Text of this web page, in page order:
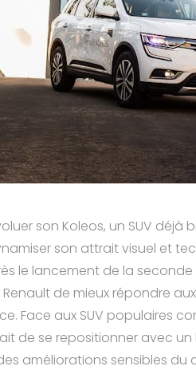
son Koleos, un SUV
son attrait visuel et
le lancement de la
de mieux répondre
Face aux SUV populaires
de se repositionner avec
améliorations sensibles